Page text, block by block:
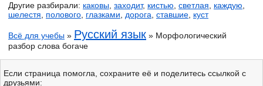
Другие разбирали: каковы заходит, кистью светлая каждую
шелестя
полового глазками дорога ставшие куст
Всё для учебы » Русский язык » Морфологический
разбор слова богаче
Если страница помогла, сохраните её и поделитесь ссылкой с
друзьями: